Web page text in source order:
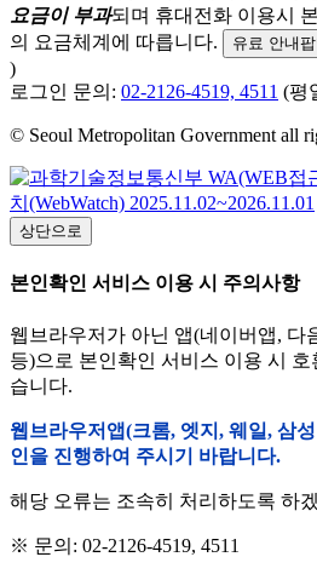
요금이 부과되며 휴대전화 이용시
의 요금체계에 따릅니다.
유료 안내
)
로그인 문의: 02-2126-4519, 4511 (평
© Seoul Metropolitan Government all
상단으로
본인확인 서비스 이용 시 주의사항
웹브라우저가 아닌 앱(네이버앱, 다
등)으로 본인확인 서비스 이용 시
습니다.
웹브라우저앱(크롬, 엣지, 웨일, 삼
인을 진행하여 주시기 바랍니다.
해당 오류는 조속히 처리하도록 하
※ 문의: 02-2126-4519, 4511